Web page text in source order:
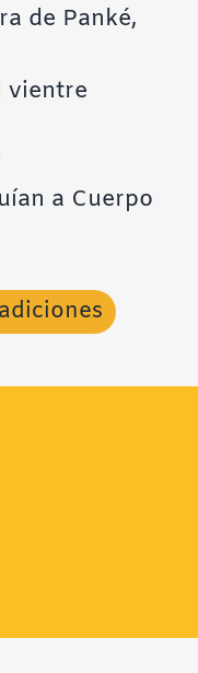
de Panké,
vientre
a Cuerpo